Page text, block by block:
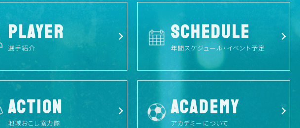
PLAYER
選手紹介
SCHEDULE
年間スケジュール・イベント予定
ACTION
地域おこし協力隊
ACADEMY
アカデミーについて